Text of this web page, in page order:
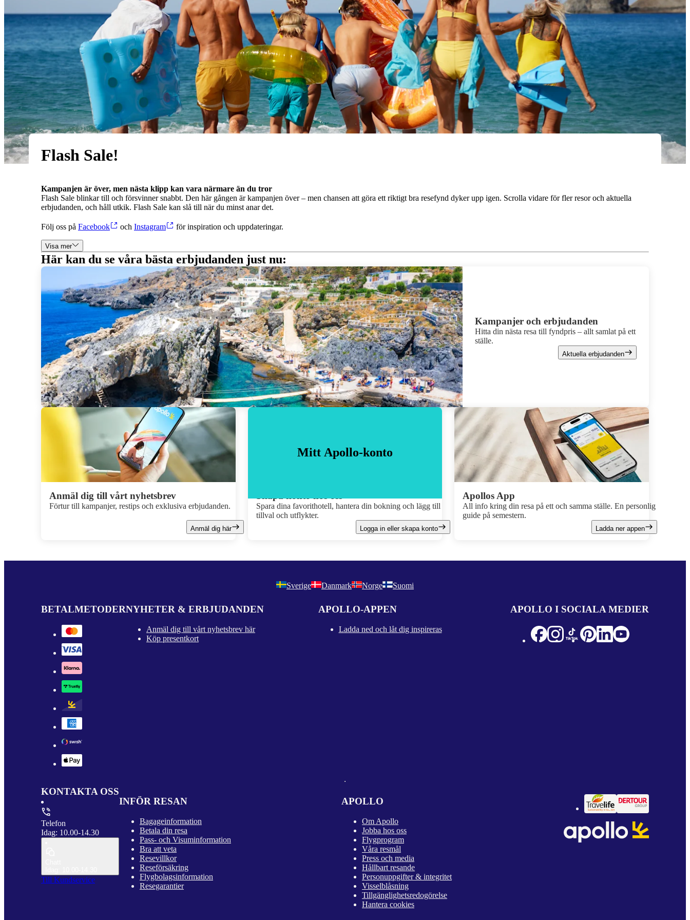
Flash Sale!
Kampanjen är över, men nästa klipp kan vara närmare än du tror
Flash Sale blinkar till och försvinner snabbt. Den här gången är kampanjen över – men chansen att göra ett riktigt bra resefynd dyker upp igen. Scrolla vidare för fler resor och aktuella
erbjudanden, och håll utkik. Flash Sale kan slå till när du minst anar det.
Följ oss på Facebook och Instagram för inspiration och uppdateringar.
Visa mer
Här kan du se våra bästa erbjudanden just nu:
Kampanjer och erbjudanden
Hitta din nästa resa till fyndpris – allt samlat på ett
ställe.
Aktuella erbjudanden
Anmäl dig till vårt nyhetsbrev
Förtur till kampanjer, restips och exklusiva erbjudanden.
Anmäl dig här
Mitt Apollo-konto
Spara dina favorithotell, hantera din bokning och lägg till
tillval och utflykter.
Logga in eller skapa konto
Apollos App
All info kring din resa på ett och samma ställe. En personlig
guide på semestern.
Ladda ner appen
Sverige Danmark Norge Suomi
BETALMETODERNYHETER & ERBJUDANDEN
Anmäl dig till vårt nyhetsbrev här
Köp presentkort
APOLLO-APPEN
Ladda ned och låt dig inspireras
APOLLO I SOCIALA MEDIER
KONTAKTA OSS
Telefon
Idag: 10.00-14.30
Till Kundservice
INFÖR RESAN
Bagageinformation
Betala din resa
Pass- och Visuminformation
Bra att veta
Resevillkor
Reseförsäkring
Flygbolagsinformation
Resegarantier
APOLLO
Om Apollo
Jobba hos oss
Flygprogram
Våra resmål
Press och media
Hållbart resande
Personuppgifter & integritet
Visselblåsning
Tillgänglighetsredogörelse
Hantera cookies